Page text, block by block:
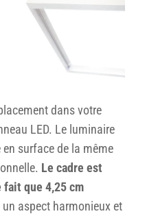
dans votre
LED. Le luminaire
surface de la même
Le cadre est
que 4,25 cm
aspect harmonieux et